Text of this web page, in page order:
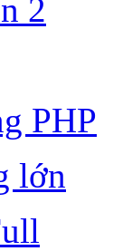
2
PHP
lớn